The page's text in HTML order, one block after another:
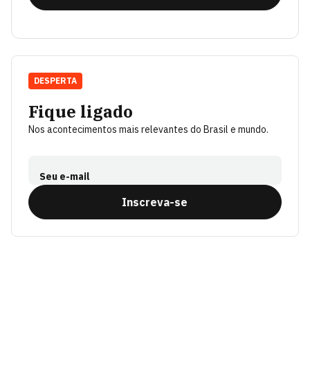
Fique ligado
Nos acontecimentos mais relevantes do Brasil e mundo.
Seu e-mail
Inscreva-se
DESPERTA